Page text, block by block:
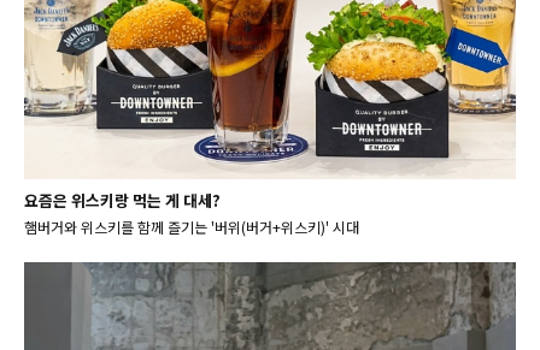
요즘은 위스키랑 먹는 게 대세?
햄버거와 위스키를 함께 즐기는 '버위(버거+위스키)' 시대